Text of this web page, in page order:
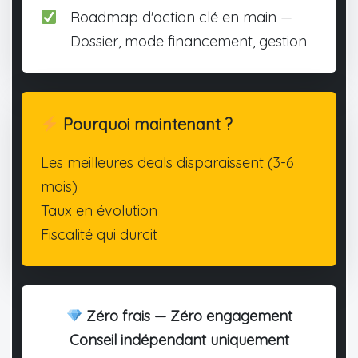
Roadmap d'action clé en main —
Dossier, mode financement, gestion
Pourquoi maintenant ?
Les meilleures deals disparaissent (3-6
mois)
Taux en évolution
Fiscalité qui durcit
Zéro frais — Zéro engagement
Conseil indépendant uniquement